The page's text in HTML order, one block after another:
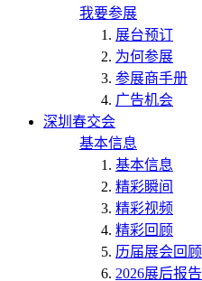
我要参展
展台预订
为何参展
参展商手册
广告机会
深圳春交会
基本信息
基本信息
精彩瞬间
精彩视频
精彩回顾
历届展会回顾
2026展后报告